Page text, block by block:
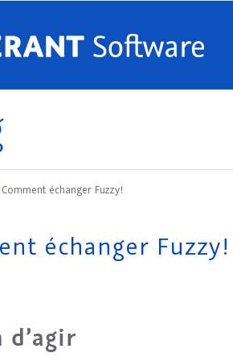
Comment échanger Fuzzy!
échanger Fuzzy!
d’agir